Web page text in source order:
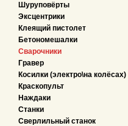
Шуруповёрты
Эксцентрики
Клеящий пистолет
Бетономешалки
Сварочники
Гравер
Косилки (электро\на колёсах)
Краскопульт
Наждаки
Станки
Сверлильный станок